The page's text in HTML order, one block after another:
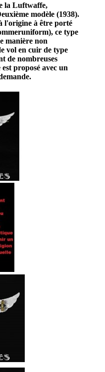
la Luftwaffe,
modèle (1938).
l'origine à être porté
ce type
manière non
vol en cuir de type
de nombreuses
proposé avec un